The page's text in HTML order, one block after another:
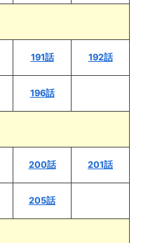
191話 192話
196話
200話 201話
205話